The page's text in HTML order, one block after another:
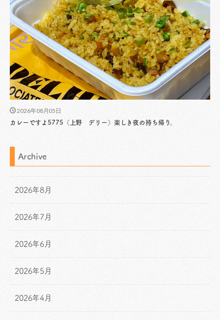
2026年08月05日
カレーですよ5775（上野 デリー）楽しき夜の持ち帰り。
Archive
2026年8月
2026年7月
2026年6月
2026年5月
2026年4月